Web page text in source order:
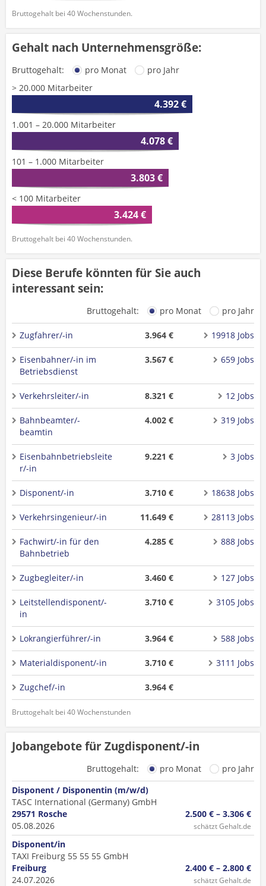
Bruttogehalt bei 40 Wochenstunden.
Gehalt nach Unternehmensgröße:
Bruttogehalt: pro Monat
pro Jahr
> 20.000 Mitarbeiter
4.392 €
1.001 – 20.000 Mitarbeiter
4.078 €
101 – 1.000 Mitarbeiter
3.803 €
< 100 Mitarbeiter
3.424 €
Bruttogehalt bei 40 Wochenstunden.
Diese Berufe könnten für Sie auch
interessant sein:
Bruttogehalt: pro Monat pro Jahr
Zugfahrer/-in 3.964 € 19918 Jobs
Eisenbahner/-in im
Betriebsdienst
3.567 € 659 Jobs
Verkehrsleiter/-in 8.321 € 12 Jobs
Bahnbeamter/-
beamtin
4.002 € 319 Jobs
Eisenbahnbetriebsleite
r/-in
9.221 € 3 Jobs
Disponent/-in 3.710 € 18638 Jobs
Verkehrsingenieur/-in 11.649 € 28113 Jobs
Fachwirt/-in für den
Bahnbetrieb
4.285 € 888 Jobs
Zugbegleiter/-in 3.460 € 127 Jobs
Leitstellendisponent/-
in
3.710 € 3105 Jobs
Lokrangierführer/-in 3.964 € 588 Jobs
Materialdisponent/-in 3.710 € 3111 Jobs
Zugchef/-in 3.964 €
Bruttogehalt bei 40 Wochenstunden
Jobangebote für Zugdisponent/-in
Bruttogehalt: pro Monat
pro Jahr
Disponent / Disponentin (m/w/d)
TASC International (Germany) GmbH
29571 Rosche
05.08.2026
2.500 € – 3.306 €
schätzt Gehalt.de
Disponent/in
TAXI Freiburg 55 55 55 GmbH
Freiburg
24.07.2026
2.400 € – 2.800 €
schätzt Gehalt.de